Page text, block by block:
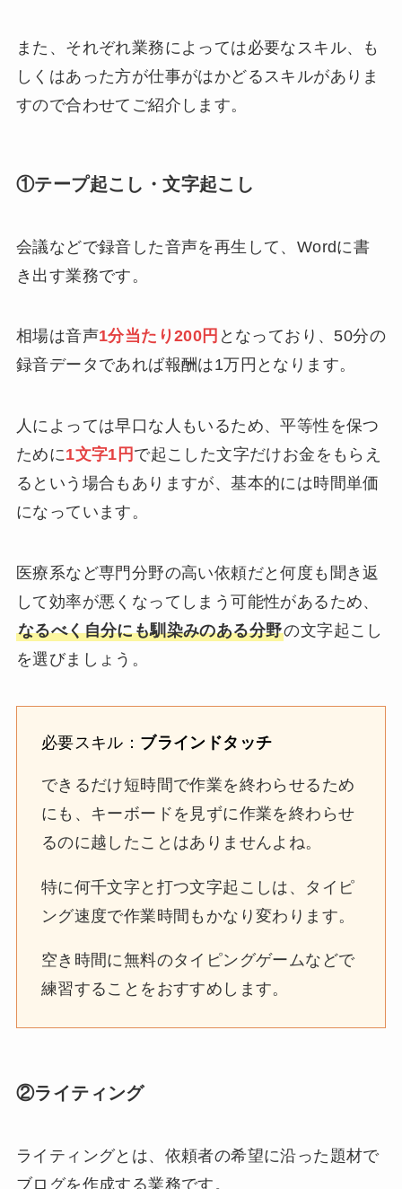
また、それぞれ業務によっては必要なスキル、も
しくはあった方が仕事がはかどるスキルがありま
すので合わせてご紹介します。
①テープ起こし・文字起こし
会議などで録音した音声を再生して、Wordに書
き出す業務です。
相場は音声1分当たり200円 となっており、50分の
録音データであれば報酬は1万円となります。
人によっては早口な人もいるため、平等性を保つ
ために1文字1円 で起こした文字だけお金をもらえ
るという場合もありますが、基本的には時間単価
になっています。
医療系など専門分野の高い依頼だと何度も聞き返
して効率が悪くなってしまう可能性があるため、
なるべく自分にも馴染みのある分野の文字起こし
を選びましょう。
必要スキル： ブラインドタッチ
できるだけ短時間で作業を終わらせるため
にも、キーボードを見ずに作業を終わらせ
るのに越したことはありませんよね。
特に何千文字と打つ文字起こしは、タイピ
ング速度で作業時間もかなり変わります。
空き時間に無料のタイピングゲームなどで
練習することをおすすめします。
②ライティング
ライティングとは、依頼者の希望に沿った題材で
ブログを作成する業務です。